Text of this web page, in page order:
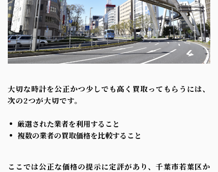
大切な時計を公正かつ少しでも高く買取ってもらうには、
次の2つが大切です。
厳選された業者を利用すること
複数の業者の買取価格を比較すること
ここでは公正な価格の提示に定評があり、千葉市若葉区か